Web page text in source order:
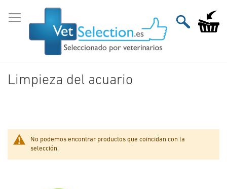
al
contenido
Mi
Limpieza del acuario
No podemos encontrar productos que coincidan con la
selección.